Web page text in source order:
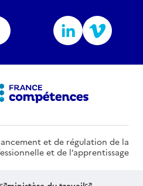
et de régulation de la
et de l’apprentissage